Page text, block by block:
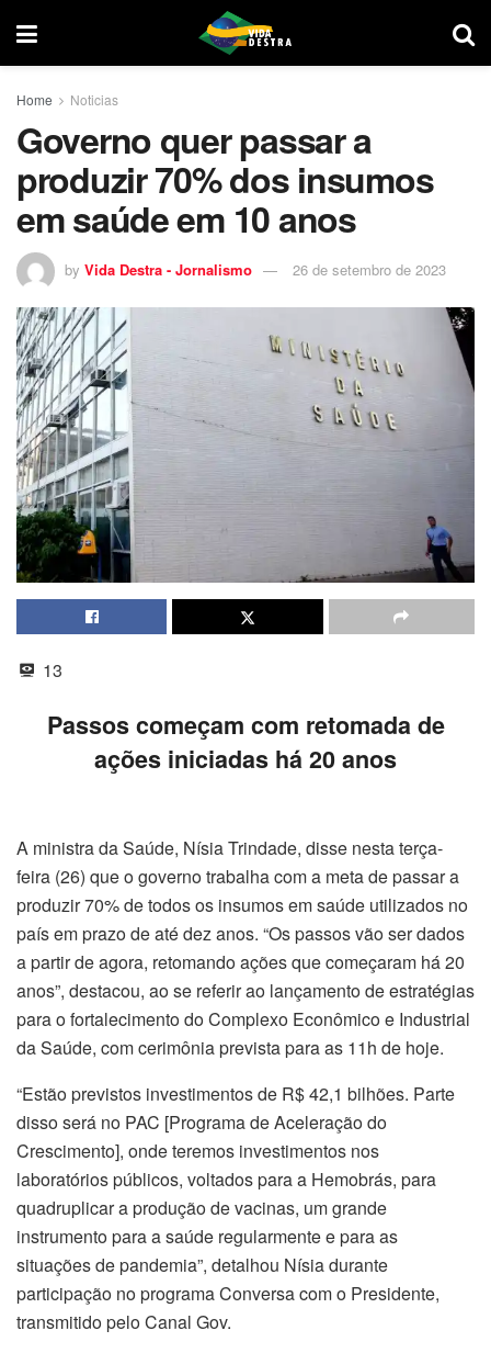
Home Noticias
Governo quer passar a
produzir 70% dos insumos
em saúde em 10 anos
by Vida Destra - Jornalismo 26 de setembro de 2023
13
Passos começam com retomada de
ações iniciadas há 20 anos
A ministra da Saúde, Nísia Trindade, disse nesta terça-
feira (26) que o governo trabalha com a meta de passar a
produzir 70% de todos os insumos em saúde utilizados no
país em prazo de até dez anos. “Os passos vão ser dados
a partir de agora, retomando ações que começaram há 20
anos”, destacou, ao se referir ao lançamento de estratégias
para o fortalecimento do Complexo Econômico e Industrial
da Saúde, com cerimônia prevista para as 11h de hoje.
“Estão previstos investimentos de R$ 42,1 bilhões. Parte
disso será no PAC [Programa de Aceleração do
Crescimento], onde teremos investimentos nos
laboratórios públicos, voltados para a Hemobrás, para
quadruplicar a produção de vacinas, um grande
instrumento para a saúde regularmente e para as
situações de pandemia”, detalhou Nísia durante
participação no programa Conversa com o Presidente,
transmitido pelo Canal Gov.